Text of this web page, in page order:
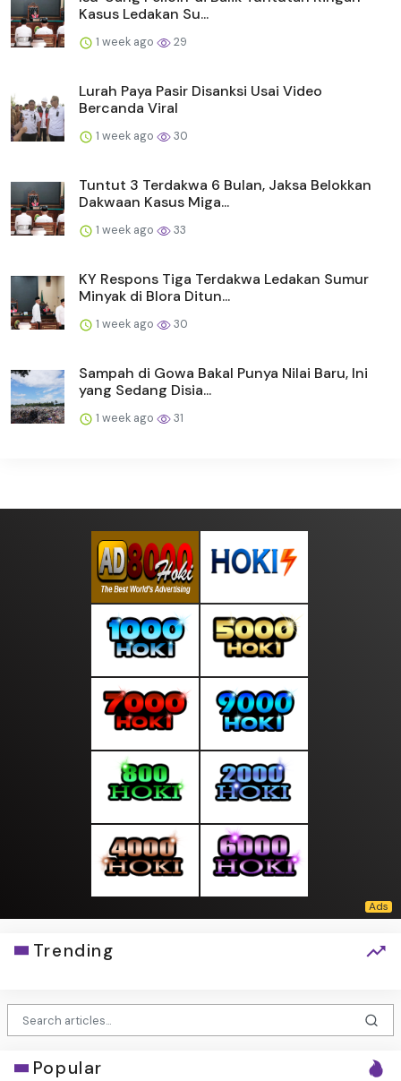
Kasus Ledakan Su...
1 week ago 29
Lurah Paya Pasir Disanksi Usai Video
Bercanda Viral
1 week ago 30
Tuntut 3 Terdakwa 6 Bulan, Jaksa Belokkan
Dakwaan Kasus Miga...
1 week ago 33
KY Respons Tiga Terdakwa Ledakan Sumur
Minyak di Blora Ditun...
1 week ago 30
Sampah di Gowa Bakal Punya Nilai Baru, Ini
yang Sedang Disia...
1 week ago 31
Trending
Popular